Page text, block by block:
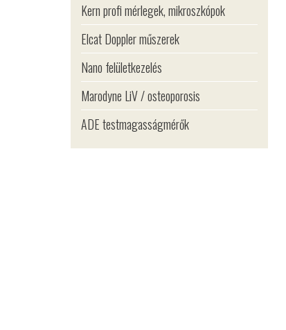
Kern profi mérlegek, mikroszkópok
Elcat Doppler műszerek
Nano felületkezelés
Marodyne LiV / osteoporosis
ADE testmagasságmérők